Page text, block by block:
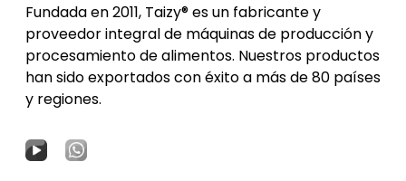
Fundada en 2011, Taizy® es un fabricante y
proveedor integral de máquinas de producción y
procesamiento de alimentos. Nuestros productos
han sido exportados con éxito a más de 80 países
y regiones.